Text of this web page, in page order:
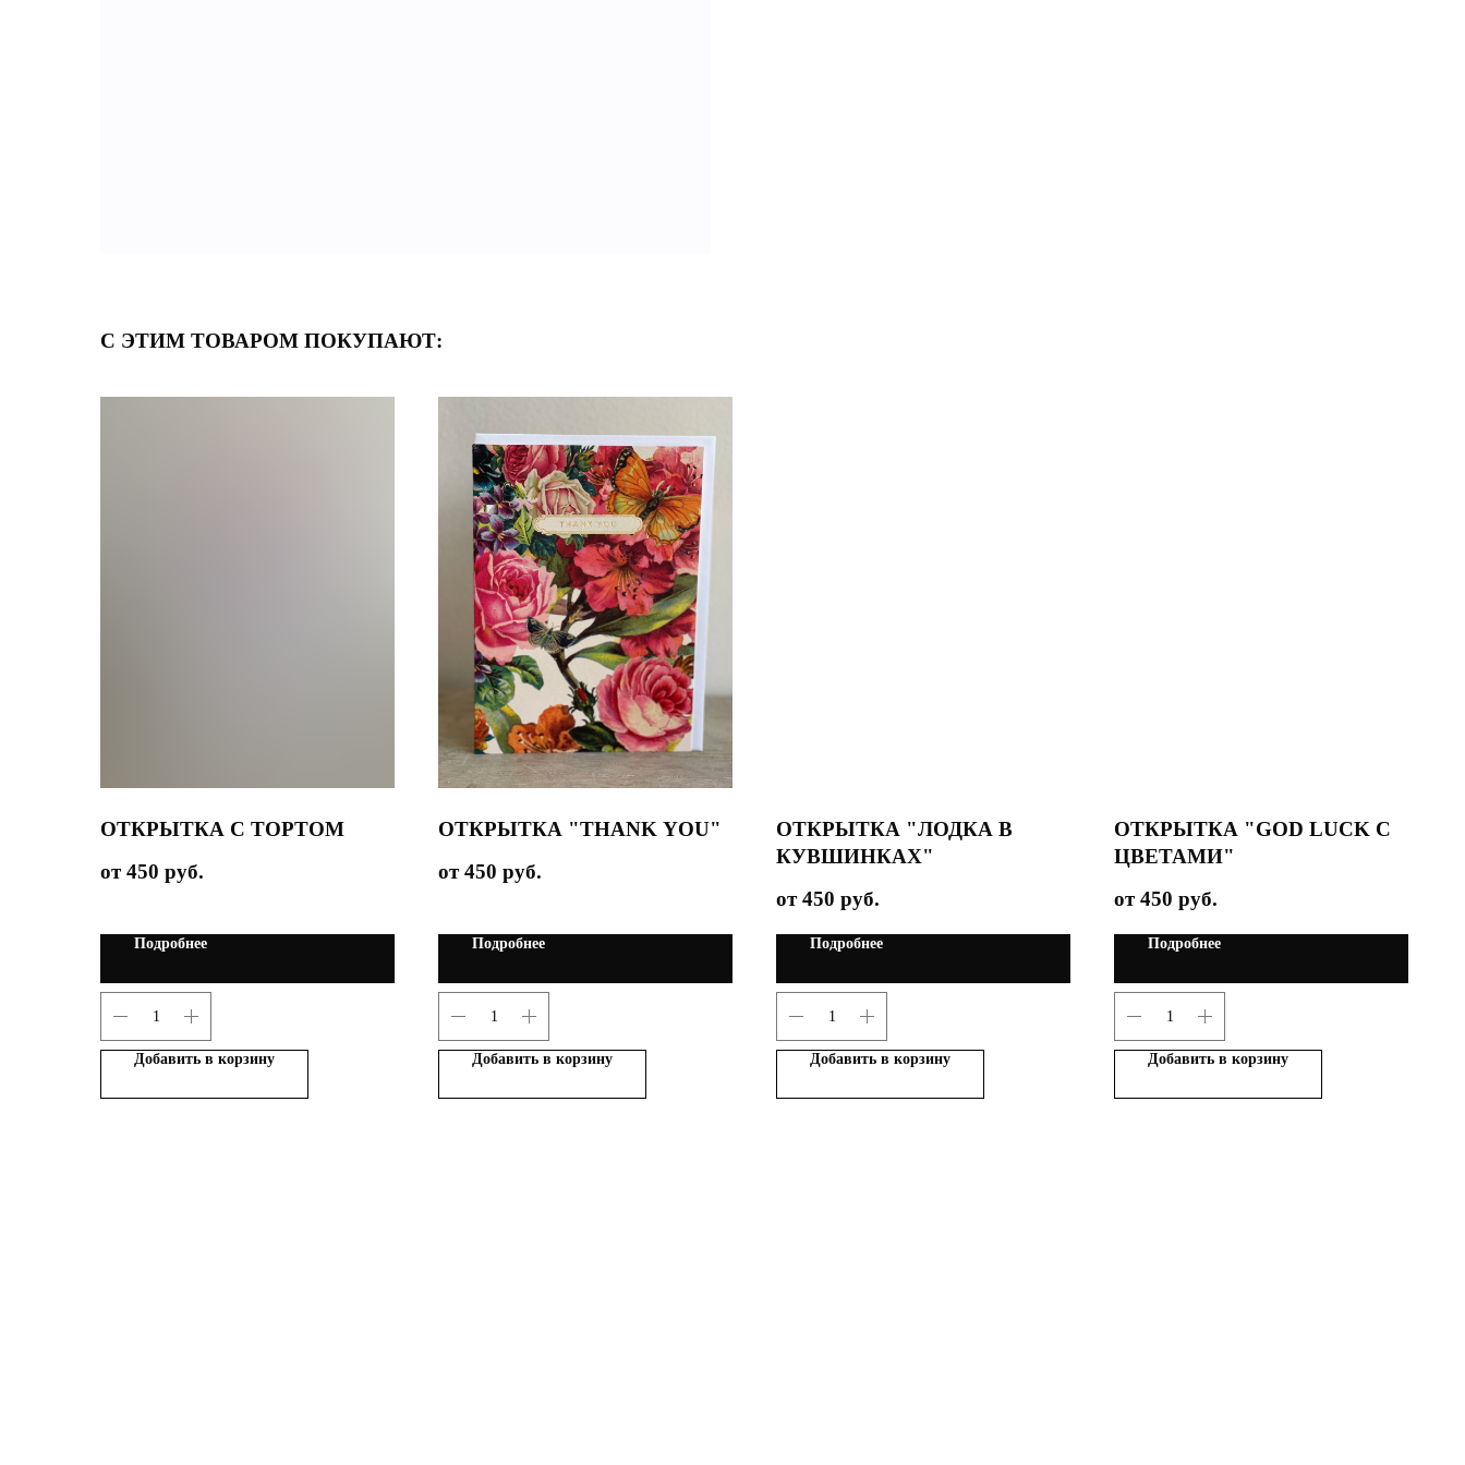
С ЭТИМ ТОВАРОМ ПОКУПАЮТ:
ОТКРЫТКА С ТОРТОМ
450 руб.
Подробнее
Добавить в корзину
ОТКРЫТКА "THANK YOU"
450 руб.
Подробнее
Добавить в корзину
ОТКРЫТКА "ЛОДКА В
КУВШИНКАХ"
450 руб.
Подробнее
Добавить в корзину
ОТКРЫТКА "GOD LUCK С
ЦВЕТАМИ"
450 руб.
Подробнее
Добавить в корзину